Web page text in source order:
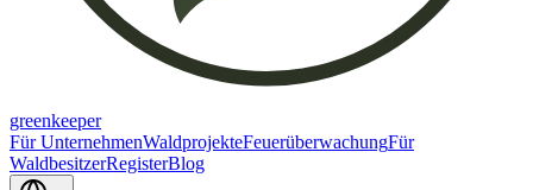
greenkeeper
Für UnternehmenWaldprojekteFeuerüberwachungFür
WaldbesitzerRegisterBlog